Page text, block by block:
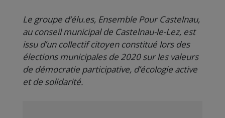
Le groupe d’élu.es, Ensemble Pour Castelnau,
au conseil municipal de Castelnau-le-Lez, est
issu d’un collectif citoyen constitué lors des
élections municipales de 2020 sur les valeurs
de démocratie participative, d’écologie active
et de solidarité.